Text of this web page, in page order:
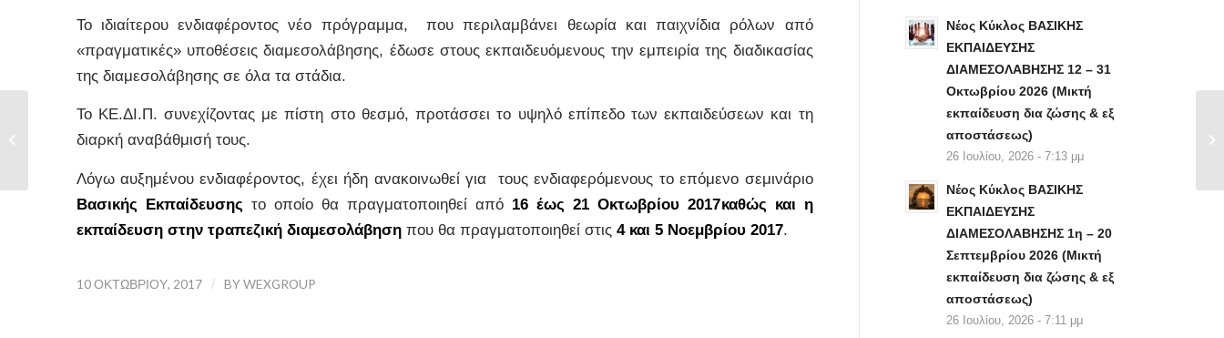
Το ιδιαίτερου ενδιαφέροντος νέο πρόγραμμα, που περιλαμβάνει θεωρία και παιχνίδια ρόλων από
«πραγματικές» υποθέσεις διαμεσολάβησης, έδωσε στους εκπαιδευόμενους την εμπειρία της διαδικασίας
της διαμεσολάβησης σε όλα τα στάδια.
Το ΚΕ.ΔΙ.Π. συνεχίζοντας με πίστη στο θεσμό, προτάσσει το υψηλό επίπεδο των εκπαιδεύσεων και τη
διαρκή αναβάθμισή τους.
Λόγω αυξημένου ενδιαφέροντος, έχει ήδη ανακοινωθεί για τους ενδιαφερόμενους το επόμενο σεμινάριο
Βασικής Εκπαίδευσης το οποίο θα πραγματοποιηθεί από 16 έως 21 Οκτωβρίου 2017καθώς και η
εκπαίδευση στην τραπεζική διαμεσολάβησηπου θα πραγματοποιηθεί στις 4 και 5 Νοεμβρίου 2017.
10 ΟΚΤΩΒΡΊΟΥ, 2017 / BYWEXGROUP
Νέος Κύκλος ΒΑΣΙΚΗΣ
ΕΚΠΑΙΔΕΥΣΗΣ
ΔΙΑΜΕΣΟΛΑΒΗΣΗΣ 12 – 31
Οκτωβρίου 2026 (Μικτή
εκπαίδευση δια ζώσης & εξ
αποστάσεως)
26 Ιουλίου, 2026 - 7:13 μμ
Νέος Κύκλος ΒΑΣΙΚΗΣ
ΕΚΠΑΙΔΕΥΣΗΣ
ΔΙΑΜΕΣΟΛΑΒΗΣΗΣ 1η – 20
Σεπτεμβρίου 2026 (Μικτή
εκπαίδευση δια ζώσης & εξ
αποστάσεως)
26 Ιουλίου, 2026 - 7:11 μμ
ΝΕΟ ΣΕΜΙΝΑΡΙΟ
ΒΑΣΙΚΗΣ
ΕΚΠΑΙΔΕΥΣΗΣ ΤΗΣ
ΔΙΑΜΕΣΟΛΑΒΗΣΗΣ...